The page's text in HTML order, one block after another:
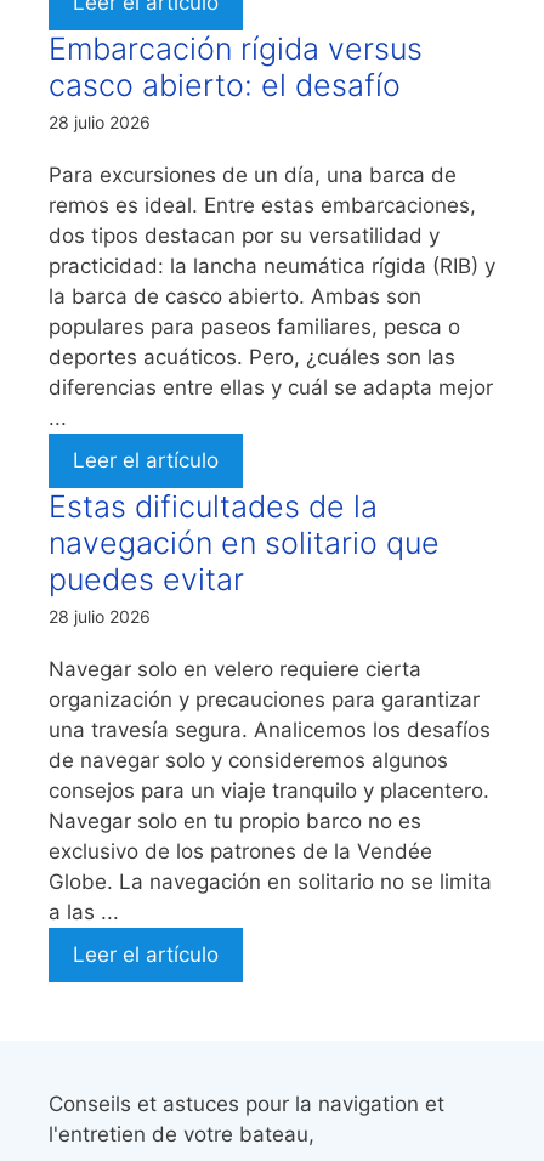
Embarcación rígida versus
casco abierto: el desafío
28 julio 2026
Para excursiones de un día, una barca de
remos es ideal. Entre estas embarcaciones,
dos tipos destacan por su versatilidad y
practicidad: la lancha neumática rígida (RIB) y
la barca de casco abierto. Ambas son
populares para paseos familiares, pesca o
deportes acuáticos. Pero, ¿cuáles son las
diferencias entre ellas y cuál se adapta mejor
...
Leer el artículo
Estas dificultades de la
navegación en solitario que
puedes evitar
28 julio 2026
Navegar solo en velero requiere cierta
organización y precauciones para garantizar
una travesía segura. Analicemos los desafíos
de navegar solo y consideremos algunos
consejos para un viaje tranquilo y placentero.
Navegar solo en tu propio barco no es
exclusivo de los patrones de la Vendée
Globe. La navegación en solitario no se limita
a las ...
Leer el artículo
Conseils et astuces pour la navigation et
l'entretien de votre bateau,